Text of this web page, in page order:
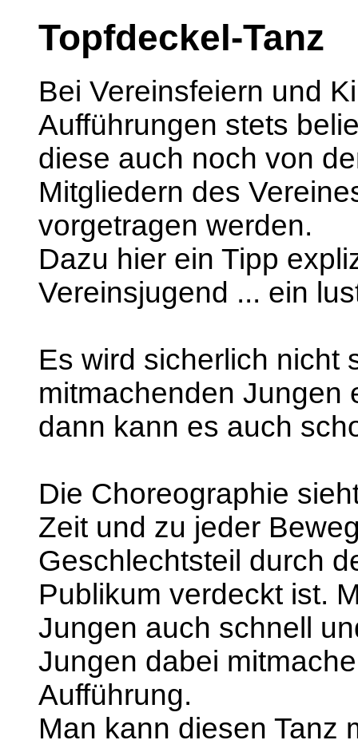
Topfdeckel-Tanz
Bei Vereinsfeiern und
Aufführungen stets
diese auch noch von
Mitgliedern des
vorgetragen werden.
Dazu hier ein Tipp
Vereinsjugend ... ein
Es wird sicherlich nicht
mitmachenden Jungen
dann kann es auch
Die Choreographie
Zeit und zu jeder
Geschlechtsteil durch
Publikum verdeckt ist.
Jungen auch schnell
Jungen dabei
Aufführung.
Man kann diesen Tanz